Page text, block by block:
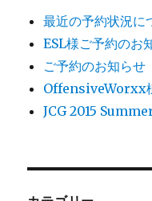
最近の予約状況に
ESL様ご予約のお
ご予約のお知らせ
OffensiveWorxx
JCG 2015